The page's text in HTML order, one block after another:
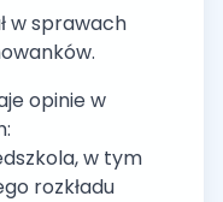
w sprawach
opinie w
w tym
rozkładu